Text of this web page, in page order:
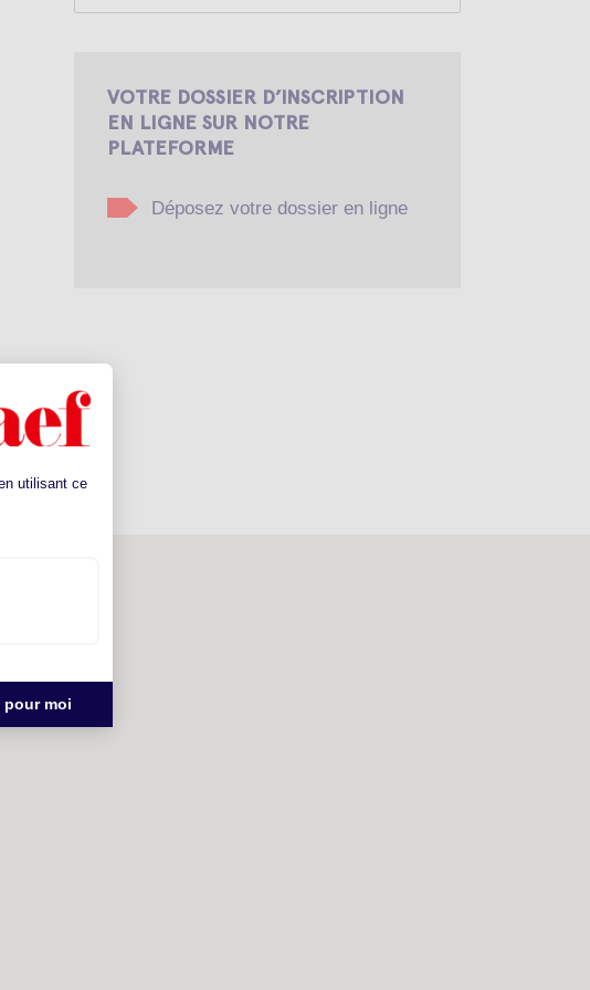
VOTRE DOSSIER D’INSCRIPTION
EN LIGNE SUR NOTRE
PLATEFORME
Déposez votre dossier en ligne